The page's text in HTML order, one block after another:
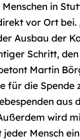
in
vor Ort
Ausbau der
Schritt,
Martin
für die
wird
Mensch